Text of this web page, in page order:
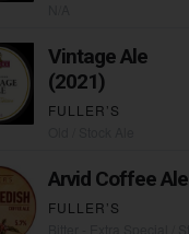
Vintage Ale
(2021)
FULLER’S
Arvid Coffee Ale
FULLER’S